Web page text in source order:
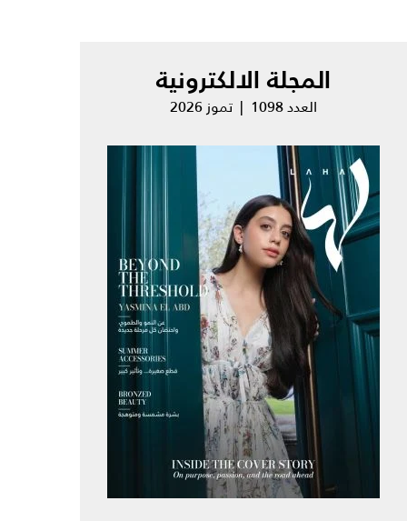
المجلة الالكترونية
العدد 1098 | تموز 2026